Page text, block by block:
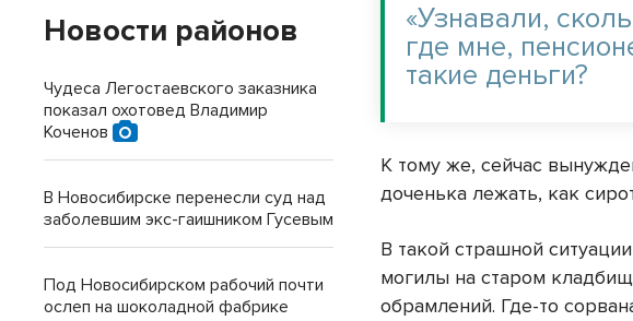
«Узнавали,
где мне,
такие деньги?
К тому же, сейчас
доченька лежать, как
В такой страшной
могилы на старом
обрамлений. Где-то
Новости районов
Чудеса Легостаевского заказника
показал охотовед Владимир
Коченов
В Новосибирске перенесли суд над
заболевшим экс-гаишником Гусевым
Под Новосибирском рабочий почти
ослеп на шоколадной фабрике